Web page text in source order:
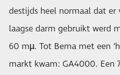
destijds heel normaal dat er
laagse darm gebruikt werd
60 mµ. Tot Bema met een
markt kwam: GA4000. Een